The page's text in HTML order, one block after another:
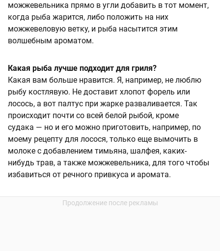
можжевельника прямо в угли добавить в тот момент,
когда рыба жарится, либо положить на них
можжевеловую ветку, и рыба насытится этим
волшебным ароматом.
Какая рыба лучше подходит для гриля?
Какая вам больше нравится. Я, например, не люблю
рыбу костлявую. Не доставит хлопот форель или
лосось, а вот палтус при жарке разваливается. Так
происходит почти со всей белой рыбой, кроме
судака — но и его можно приготовить, например, по
моему рецепту для лосося, только еще вымочить в
молоке с добавлением тимьяна, шалфея, каких-
нибудь трав, а также можжевельника, для того чтобы
избавиться от речного привкуса и аромата.